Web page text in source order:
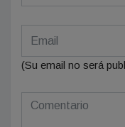
(Su email no será